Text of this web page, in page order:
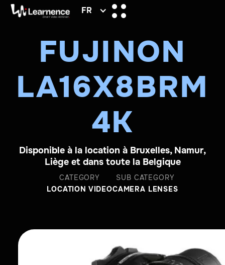
FR
FUJINON
LA16X8BRM
4K
Disponible à la location à Bruxelles, Namur,
Liège et dans toute la Belgique
CATEGORY
LOCATION VIDEO
SUB CATEGORY
CAMERA LENSES